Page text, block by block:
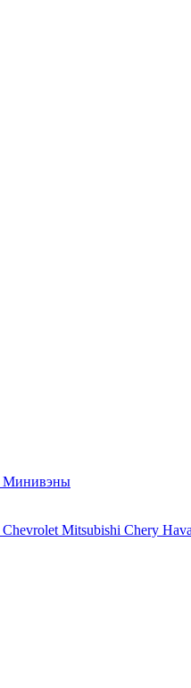
Минивэны
Chevrolet Mitsubishi Chery